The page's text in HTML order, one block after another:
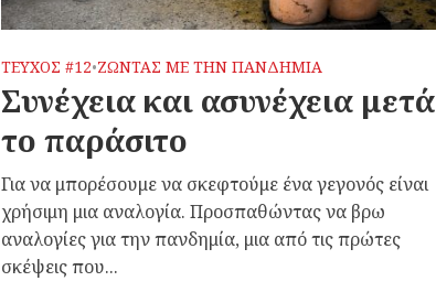
ΤΕΥΧΟΣ #12•ΖΩΝΤΑΣ ΜΕ ΤΗΝ ΠΑΝΔΗΜΙΑ
Συνέχεια και ασυνέχεια μετά
το παράσιτο
Για να μπορέσουμε να σκεφτούμε ένα γεγονός είναι
χρήσιμη μια αναλογία. Προσπαθώντας να βρω
αναλογίες για την πανδημία, μια από τις πρώτες
σκέψεις που...